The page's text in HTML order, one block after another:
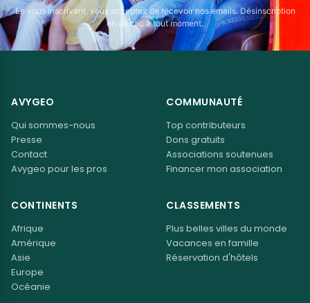
En vous inscrivant, vous acceptez de recevoir nos emails. Désinscription
en un clic à tout moment.
AVYGEO
Qui sommes-nous
Presse
Contact
Avygeo pour les pros
COMMUNAUTÉ
Top contributeurs
Dons gratuits
Associations soutenues
Financer mon association
CONTINENTS
Afrique
Amérique
Asie
Europe
Océanie
CLASSEMENTS
Plus belles villes du monde
Vacances en famille
Réservation d'hôtels